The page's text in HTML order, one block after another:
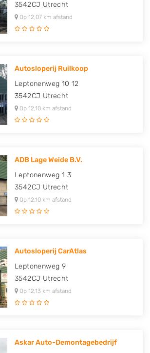
3542CJ Utrecht
Op 12,07 km afstand
Autosloperij Ruilkoop
Leptonenweg 10 12
3542CJ Utrecht
Op 12,10 km afstand
ADB Lage Weide B.V.
Leptonenweg 1 3
3542CJ Utrecht
Op 12,10 km afstand
Autosloperij CarAtlas
Leptonenweg 9
3542CJ Utrecht
Op 12,13 km afstand
Askar Auto-Demontagebedrijf